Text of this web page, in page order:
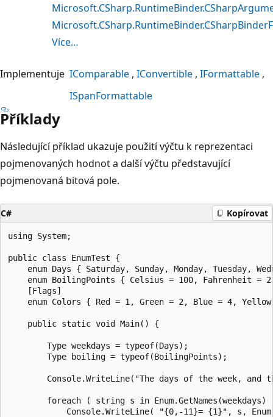
Více…
Implementuje IComparable IConvertible IFormattable
ISpanFormattable
Příklady
Následující příklad ukazuje použití výčtu k reprezentaci
pojmenovaných hodnot a další výčtu představující
pojmenovaná bitová pole.
C# Kopírovat
using System;
public class EnumTest {
enum Days { Saturday, Sunday, Monday, Tuesday,
enum BoilingPoints { Celsius = 100, Fahrenheit =
    [Flags]
enum Colors { Red = 1, Green = 2, Blue = 4,
    public static void Main() {
        Type weekdays = typeof(Days);
        Type boiling = typeof(BoilingPoints);
Console.WriteLine("The days of the week, and
foreach ( string s in Enum.GetNames(weekdays)
Console.WriteLine( "{0,-11}= {1}", s,